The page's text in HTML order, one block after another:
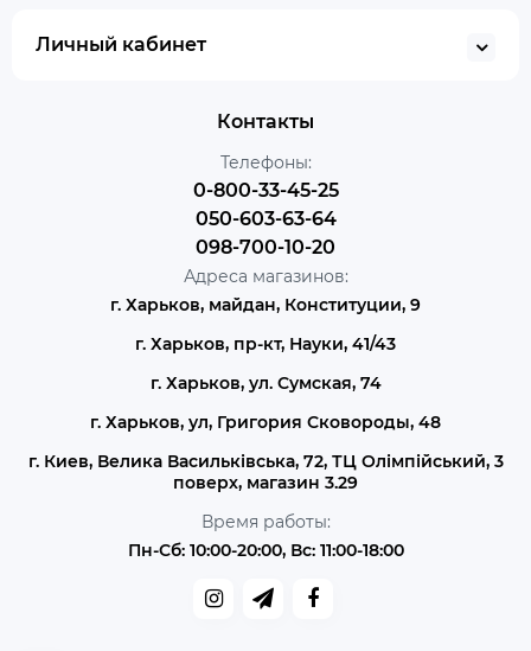
Личный кабинет
Контакты
Телефоны:
0-800-33-45-25
050-603-63-64
098-700-10-20
Адреса магазинов:
г. Харьков, майдан, Конституции, 9
г. Харьков, пр-кт, Науки, 41/43
г. Харьков, ул. Сумская, 74
г. Харьков, ул, Григория Сковороды, 48
г. Киев, Велика Васильківська, 72, ТЦ Олімпійський, 3
поверх, магазин 3.29
Время работы:
Пн-Сб: 10:00-20:00, Вс: 11:00-18:00